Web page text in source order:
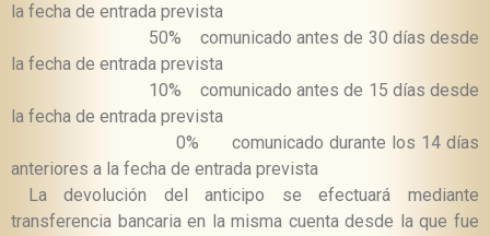
la fecha de entrada prevista
50% comunicado antes de 30 días desde
la fecha de entrada prevista
10% comunicado antes de 15 días desde
la fecha de entrada prevista
0% comunicado durante los 14 días
anteriores a la fecha de entrada prevista
La devolución del anticipo se efectuará mediante
transferencia bancaria en la misma cuenta desde la que fue